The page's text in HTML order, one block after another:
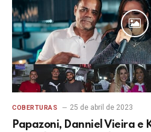
COBERTURAS 25 de abril de 2023
Papazoni, Danniel Vieira e